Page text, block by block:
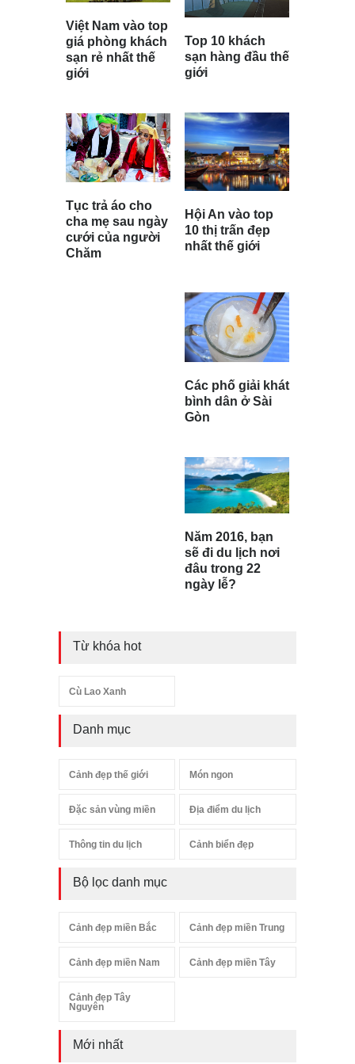
Việt Nam vào top
giá phòng khách
sạn rẻ nhất thế
giới
Tục trả áo cho
cha mẹ sau ngày
cưới của người
Chăm
Top 10 khách
sạn hàng đầu thế
giới
Hội An vào top
10 thị trấn đẹp
nhất thế giới
Các phố giải khát
bình dân ở Sài
Gòn
Năm 2016, bạn
sẽ đi du lịch nơi
đâu trong 22
ngày lễ?
Từ khóa hot
Cù Lao Xanh
Danh mục
Cảnh đẹp thế giới Món ngon
Đặc sản vùng miền Địa điểm du lịch
Thông tin du lịch Cảnh biển đẹp
Bộ lọc danh mục
Cảnh đẹp miền Bắc Cảnh đẹp miền Trung
Cảnh đẹp miền Nam Cảnh đẹp miền Tây
Cảnh đẹp Tây
Nguyên
Mới nhất